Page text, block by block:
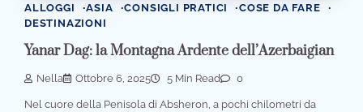
ALLOGGI ASIA CONSIGLI PRATICI
COSE DA FARE
DESTINAZIONI
Yanar Dag: la Montagna Ardente dell’Azerbaigian
Nella Ottobre 6, 2025 5 Min Read 0
Nel cuore della Penisola di Absheron, a pochi chilometri da